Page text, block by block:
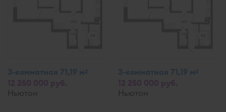
3-комнатная 71,19 м2
Ньютон
3-комнатная 71,19 м2
Ньютон